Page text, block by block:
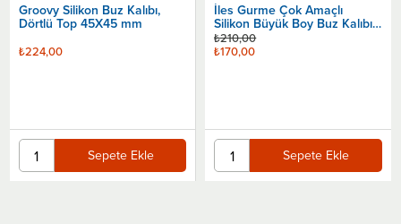
Kalıbı,
mm
Ekle
İles Gurme Çok Amaçlı
Silikon Büyük Boy Buz Kalıbı,
Sepete Ekle